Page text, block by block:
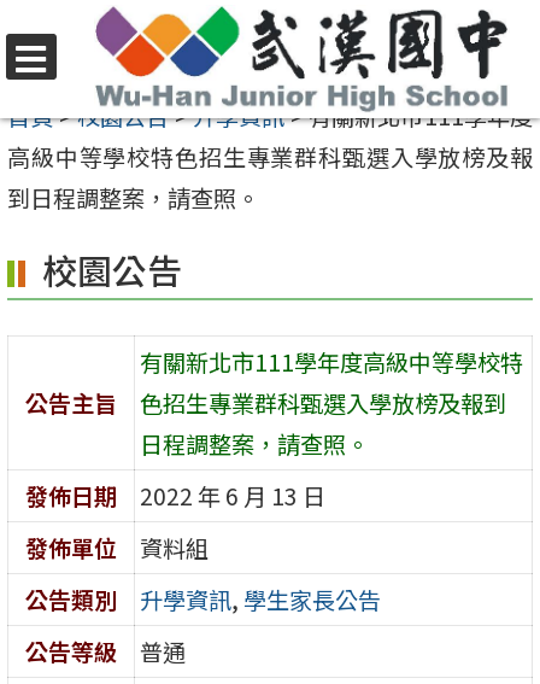
至
要
內
區
選
單
首頁>校園公告>升學資訊>有關新北市111學年度
高級中等學校特色招生專業群科甄選入學放榜及報
到日程調整案，請查照。
校園公告
公告主旨
有關新北市111學年度高級中等學校特
色招生專業群科甄選入學放榜及報到
日程調整案，請查照。
發佈日期
2022 年 6 月 13 日
發佈單位
資料組
公告類別
升學資訊, 學生家長公告
公告等級
普通